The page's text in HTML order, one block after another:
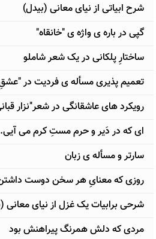
شرح ابیاتی از نیای معانی (بیدل)
گپی در باره ی واژه ی "خانقاه"
ساختارِ پلکانی در یک شعر شاملو
تعمیم پذیری مسأله ی فردیت در
رویکرد های عاشقانگی در شعر"نزار
ای که در دَیر و حرم مستِ کرم می
سارتر و مسأله ی زبان
روزی که معنایِ هر سخن دوست
شرحی برابیات یک غزل از نیای معانی
مردی که دلش همرنگ پیراهنش بود